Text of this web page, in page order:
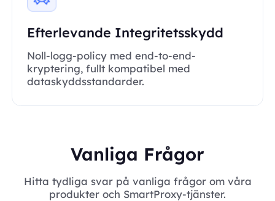
Efterlevande Integritetsskydd
Noll-logg-policy med end-to-end-
kryptering, fullt kompatibel med
dataskyddsstandarder.
Vanliga Frågor
Hitta tydliga svar på vanliga frågor om våra
produkter och SmartProxy-tjänster.